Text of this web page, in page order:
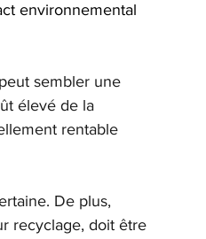
environnemental
sembler une
élevé de la
rentable
De plus,
recyclage, doit être